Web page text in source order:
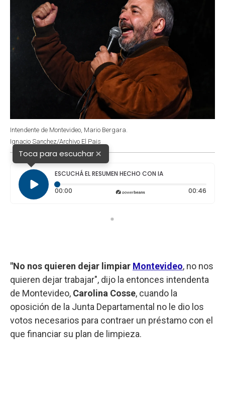
Intendente de Montevideo, Mario Bergara.
Ignacio Sanchez/Archivo El Pais
Toca para escuchar×
ESCUCHÁ EL RESUMEN HECHO CON IA
00:00 Tiempo transcurrido: 0 segundos 00:46
"No nos quieren dejar limpiar Montevideo, no nos
quieren dejar trabajar", dijo la entonces intendenta
de Montevideo, Carolina Cosse, cuando la
oposición de la Junta Departamental no le dio los
votos necesarios para contraer un préstamo con el
que financiar su plan de limpieza.